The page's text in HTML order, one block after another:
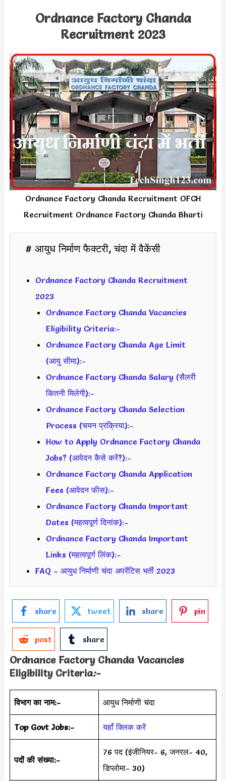
Ordnance Factory Chanda
Recruitment 2023
Ordnance Factory Chanda Recruitment OFCH
Recruitment Ordnance Factory Chanda Bharti
# आयुध निर्माण फैक्टरी, चंदा में वैकेंसी
Ordnance Factory Chanda Recruitment
2023
Ordnance Factory Chanda Vacancies
Eligibility Criteria:-
Ordnance Factory Chanda Age Limit
(आयु सीमा):-
Ordnance Factory Chanda Salary (सैलरी
कितनी मिलेगी):-
Ordnance Factory Chanda Selection
Process (चयन प्रक्रिया):-
How to Apply Ordnance Factory Chanda
Jobs? (आवेदन कैसे करें?):-
Ordnance Factory Chanda Application
Fees (आवेदन फीस):-
Ordnance Factory Chanda Important
Dates (महत्वपूर्ण दिनांक):-
Ordnance Factory Chanda Important
Links (महत्वपूर्ण लिंक):–
FAQ – आयुध निर्माणी चंदा अपरेंटिस भर्ती 2023
share tweet share pin
post share
Ordnance Factory Chanda Vacancies
Eligibility Criteria:-
विभाग का नाम:- आयुध निर्माणी चंदा
Top Govt Jobs:- यहाँ क्लिक करें
पदों की संख्या:-
76 पद (इंजीनियर- 6, जनरल- 40,
डिप्लोमा- 30)